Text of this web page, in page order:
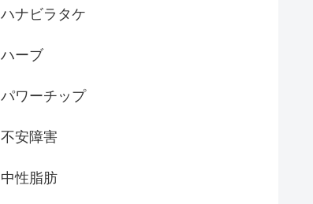
ハナビラタケ
ハーブ
パワーチップ
不安障害
中性脂肪